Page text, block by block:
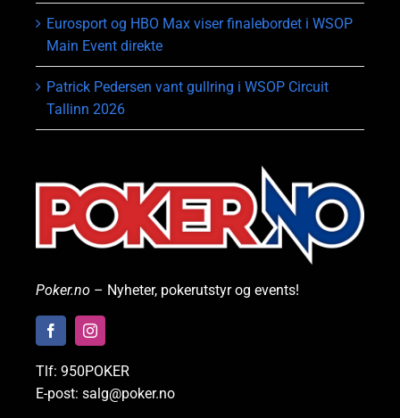
Eurosport og HBO Max viser finalebordet i WSOP
Main Event direkte
Patrick Pedersen vant gullring i WSOP Circuit
Tallinn 2026
Poker.no – Nyheter, pokerutstyr og events!
Tlf: 950POKER
E-post: salg@poker.no